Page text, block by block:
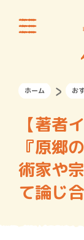
ホーム お
【著者
『原郷
術家や
て論じ